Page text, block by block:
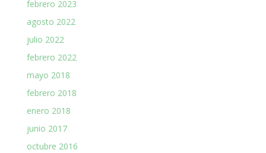
febrero 2023
agosto 2022
julio 2022
febrero 2022
mayo 2018
febrero 2018
enero 2018
junio 2017
octubre 2016